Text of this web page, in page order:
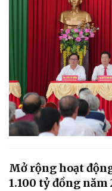
Mở rộng hoạt
1.100 tỷ đồng năm